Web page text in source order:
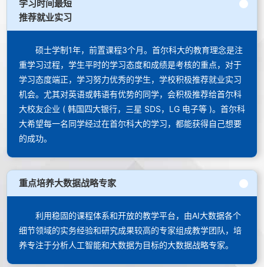
学习时间最短
推荐就业实习
硕士学制1年，前置课程3个月。首尔科大的教育理念是注
重学习过程，学生平时的学习态度和成绩是考核的重点，对于
学习态度端正，学习努力优秀的学生，学校积极推荐就业实习
机会。尤其对英语或韩语有优势的同学，会积极推荐给首尔科
大校友企业 ( 韩国四大银行，三星 SDS，LG 电子等 )。首尔科
大希望每一名同学经过在首尔科大的学习，都能获得自己想要
的成功。
重点培养大数据战略专家
利用稳固的课程体系和开放的教学平台，由AI大数据各个
细节领域的实务经验和研究成果较高的专家组成教学团队，培
养专注于分析人工智能和大数据为目标的大数据战略专家。